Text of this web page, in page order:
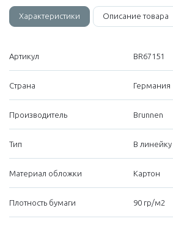
Характеристики Описание товара
Артикул BR67151
Страна Германия
Производитель Brunnen
Тип В линейку
Материал обложки Картон
Плотность бумаги 90 гр/м2